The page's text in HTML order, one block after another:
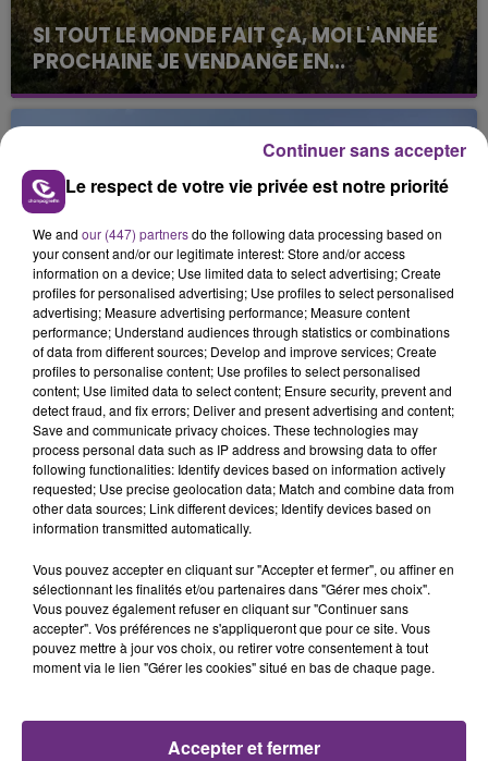
SI TOUT LE MONDE FAIT ÇA, MOI L'ANNÉE
PROCHAINE JE VENDANGE EN...
La vendange en Champagne a débuté ce jeudi 6
août dans la commune de Montgueux (Aube). Du
L'INSPECTION DU TRAVAIL RAPPELLE À
L'ORDRE SUR LES CONDITIONS DE...
Alors que les dates de début des vendange 2026
s'est avéré être plus précoce que prévu,
l'inspection du Travail en profite pour rappeler
les conditions de...
TITRES DIFFUSÉS
5h00
5h00
TEMPER CITY
4h56
4h56
TEDDYBEAR
Chaussures Roses
Le respect de votre vie privée est notre priorité
We and our (447) partnersdo the following data processing based on
your consent and/or our legitimate interest: Store and/or access
information on a device; Use limited data to select advertising; Create
profiles for personalised advertising; Use profiles to select personalised
advertising; Measure advertising performance; Measure content
performance; Understand audiences through statistics or combinations
of data from different sources; Develop and improve services; Create
profiles to personalise content; Use profiles to select personalised
content; Use limited data to select content; Ensure security, prevent and
detect fraud, and fix errors; Deliver and present advertising and content;
Save and communicate privacy choices. These technologies may
process personal data such as IP address and browsing data to offer
following functionalities: Identify devices based on information actively
requested; Use precise geolocation data; Match and combine data from
other data sources; Link different devices; Identify devices based on
information transmitted automatically.
Vous pouvez accepter en cliquant sur "Accepter et fermer", ou affiner en
sélectionnant les finalités et/ou partenaires dans "Gérer mes choix".
Vous pouvez également refuser en cliquant sur "Continuer sans
accepter". Vos préférences ne s'appliqueront que pour ce site. Vous
pouvez mettre à jour vos choix, ou retirer votre consentement à tout
moment via le lien "Gérer les cookies" situé en bas de chaque page.
Accepter et fermer
Continuer sans accepter